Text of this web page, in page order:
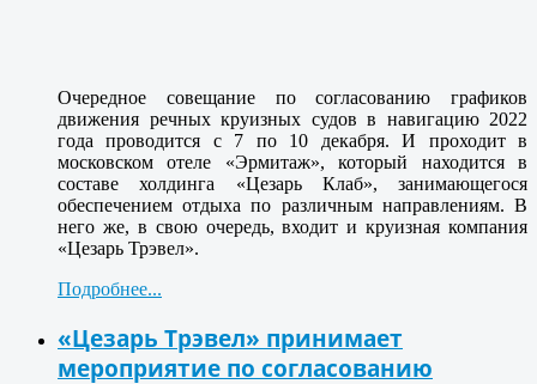
Очередное совещание по согласованию графиков
движения речных круизных судов в навигацию 2022
года проводится с 7 по 10 декабря. И проходит в
московском отеле «Эрмитаж», который находится в
составе холдинга «Цезарь Клаб», занимающегося
обеспечением отдыха по различным направлениям. В
него же, в свою очередь, входит и круизная компания
«Цезарь Трэвел».
Подробнее...
«Цезарь Трэвел» принимает
мероприятие по согласованию